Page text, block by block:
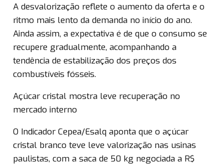
A desvalorização reflete o aumento da oferta e o
ritmo mais lento da demanda no início do ano.
Ainda assim, a expectativa é de que o consumo se
recupere gradualmente, acompanhando a
tendência de estabilização dos preços dos
combustíveis fósseis.
Açúcar cristal mostra leve recuperação no
mercado interno
O Indicador Cepea/Esalq aponta que o açúcar
cristal branco teve leve valorização nas usinas
paulistas, com a saca de 50 kg negociada a R$